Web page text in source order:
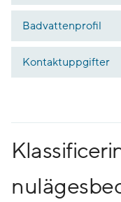
Badvattenprofil
Kontaktuppgifter